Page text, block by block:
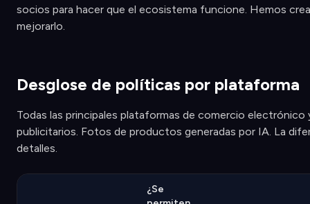
socios para hacer que el ecosistema funcione. Hemos
mejorarlo.
Desglose de políticas por plataforma
Todas las principales plataformas de comercio electrónico
publicitarios. Fotos de productos generadas por IA. La
detalles.
¿Se